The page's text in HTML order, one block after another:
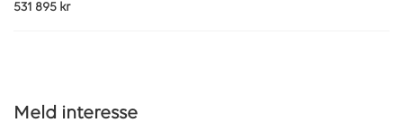
531 895 kr
Meld interesse